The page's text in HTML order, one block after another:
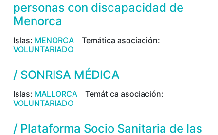
personas con discapacidad de
Menorca
Islas: MENORCA
Temática asociación:
VOLUNTARIADO
/ SONRISA MÉDICA
Islas: MALLORCA
Temática asociación:
VOLUNTARIADO
/ Plataforma Socio Sanitaria de las